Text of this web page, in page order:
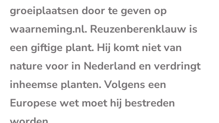
groeiplaatsen door te geven op
waarneming.nl. Reuzenberenklauw is
een giftige plant. Hij komt niet van
nature voor in Nederland en verdringt
inheemse planten. Volgens een
Europese wet moet hij bestreden